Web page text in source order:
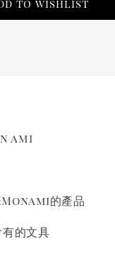
to wishlist
ami
Monami的產品
的文具